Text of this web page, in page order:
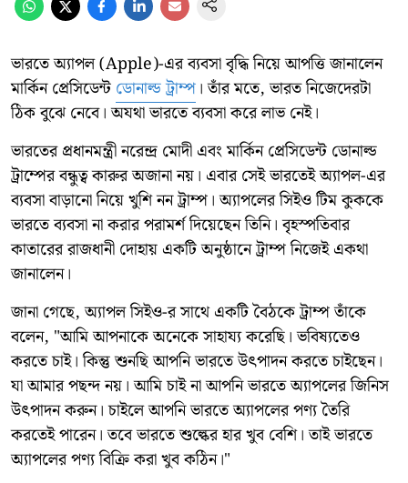
ভারতে অ্যাপল (Apple)-এর ব্যবসা বৃদ্ধি নিয়ে আপত্তি জানালেন
মার্কিন প্রেসিডেন্ট ডোনাল্ড ট্রাম্প। তাঁর মতে, ভারত নিজেদেরটা
ঠিক বুঝে নেবে। অযথা ভারতে ব্যবসা করে লাভ নেই।
ভারতের প্রধানমন্ত্রী নরেন্দ্র মোদী এবং মার্কিন প্রেসিডেন্ট ডোনাল্ড
ট্রাম্পের বন্ধুত্ব কারুর অজানা নয়। এবার সেই ভারতেই অ্যাপল-এর
ব্যবসা বাড়ানো নিয়ে খুশি নন ট্রাম্প। অ্যাপলের সিইও টিম কুককে
ভারতে ব্যবসা না করার পরামর্শ দিয়েছেন তিনি। বৃহস্পতিবার
কাতারের রাজধানী দোহায় একটি অনুষ্ঠানে ট্রাম্প নিজেই একথা
জানালেন।
জানা গেছে, অ্যাপল সিইও-র সাথে একটি বৈঠকে ট্রাম্প তাঁকে
বলেন, "আমি আপনাকে অনেকে সাহায্য করেছি। ভবিষ্যতেও
করতে চাই। কিন্তু শুনছি আপনি ভারতে উৎপাদন করতে চাইছেন।
যা আমার পছন্দ নয়। আমি চাই না আপনি ভারতে অ্যাপলের জিনিস
উৎপাদন করুন। চাইলে আপনি ভারতে অ্যাপলের পণ্য তৈরি
করতেই পারেন। তবে ভারতে শুল্কের হার খুব বেশি। তাই ভারতে
অ্যাপলের পণ্য বিক্রি করা খুব কঠিন।"